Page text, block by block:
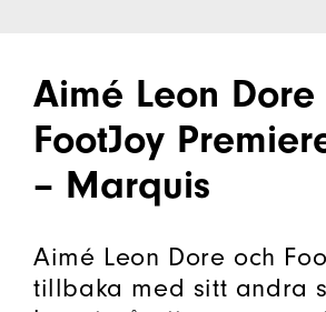
Aimé Leon Dore
FootJoy
– Marquis
Aimé Leon Dore och
tillbaka med sitt andra